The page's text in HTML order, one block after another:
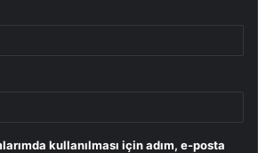
kullanılması için adım, e-posta